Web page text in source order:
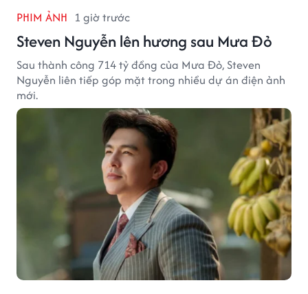
PHIM ẢNH 1 giờ trước
Steven Nguyễn lên hương sau Mưa Đỏ
Sau thành công 714 tỷ đồng của Mưa Đỏ, Steven
Nguyễn liên tiếp góp mặt trong nhiều dự án điện ảnh
mới.